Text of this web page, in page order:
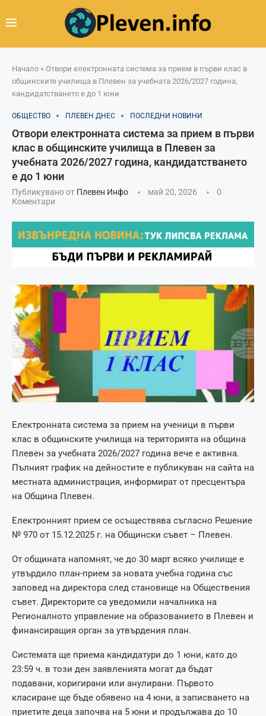
Начало » Отвори електронната система за прием в първи клас в
общинските училища в Плевен за учебната 2026/2027 година,
кандидатстването е до 1 юни
ОБЩЕСТВО ПЛЕВЕН ДНЕС ПОСЛЕДНИ НОВИНИ
Отвори електронната система за прием в първи
клас в общинските училища в Плевен за
учебната 2026/2027 година, кандидатстването
е до 1 юни
Публикувано от Плевен Инфо май 20, 2026
0
Коментари
Електронната система за прием на ученици в първи
клас в общинските училища на територията на община
Плевен за учебната 2026/2027 година вече е активна.
Пълният график на дейностите е публикуван на сайта на
местната администрация, информират от пресцентъра
на Община Плевен.
Електронният прием се осъществява съгласно Решение
№ 970 от 15.12.2025 г. на Общински съвет – Плевен.
От общината напомнят, че до 30 март всяко училище е
утвърдило план-прием за новата учебна година със
заповед на директора след становище на Обществения
съвет. Директорите са уведомили началника на
Регионалното управление на образованието в Плевен и
финансиращия орган за утвърдения план.
Системата ще приема кандидатури до 1 юни, като до
23:59 ч. в този ден заявленията могат да бъдат
подавани, коригирани или анулирани. Първото
класиране ще бъде обявено на 4 юни, а записването на
приетите деца започва на 5 юни и продължава до 10